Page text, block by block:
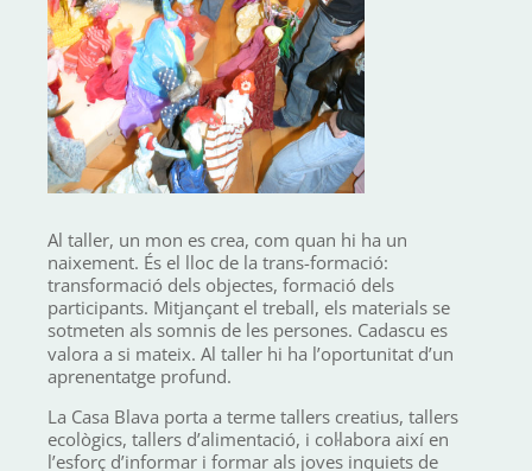
Al taller, un mon es crea, com quan hi ha un
naixement. És el lloc de la trans-formació:
transformació dels objectes, formació dels
participants. Mitjançant el treball, els materials se
sotmeten als somnis de les persones. Cadascu es
valora a si mateix. Al taller hi ha l’oportunitat d’un
aprenentatge profund.
La Casa Blava porta a terme tallers creatius, tallers
ecològics, tallers d’alimentació, i col·labora així en
l’esforç d’informar i formar als joves inquiets de